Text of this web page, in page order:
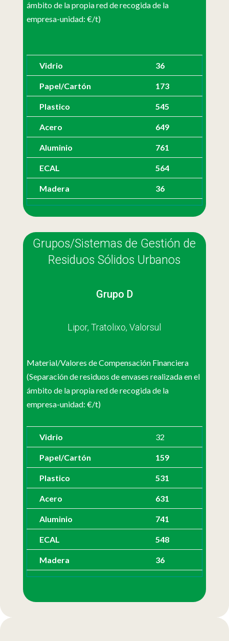
ámbito de la propia red de recogida de la
empresa-unidad: €/t)
Vidrio 36
Papel/Cartón 173
Plastico 545
Acero 649
Aluminio 761
ECAL 564
Madera 36
Grupos/Sistemas de Gestión de
Residuos Sólidos Urbanos
Grupo D
Lipor, Tratolixo, Valorsul
Material/Valores de Compensación Financiera
(Separación de residuos de envases realizada en el
ámbito de la propia red de recogida de la
empresa-unidad: €/t)
Vidrio 32
Papel/Cartón 159
Plastico 531
Acero 631
Aluminio 741
ECAL 548
Madera 36